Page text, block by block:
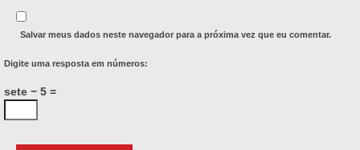
Salvar meus dados neste navegador para a próxima vez que eu comentar.
Digite uma resposta em números:
sete − 5 =